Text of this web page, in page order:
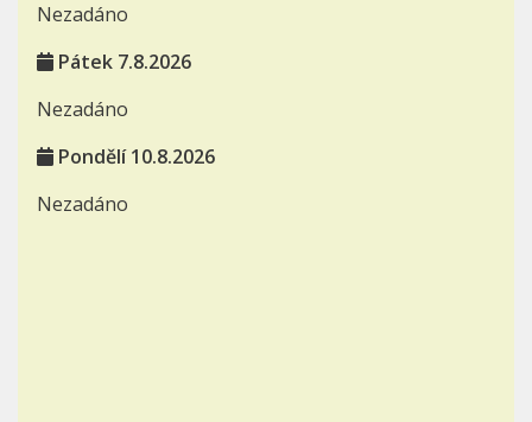
Nezadáno
Pátek 7.8.2026
Nezadáno
Pondělí 10.8.2026
Nezadáno